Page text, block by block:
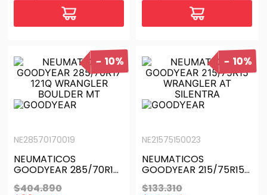
10%
NE28570170019
NEUMATICOS
GOODYEAR 285/70R17
121Q WRANGLER
BOULDER MT
$404.890
10%
NE21575150023
NEUMATICOS
GOODYEAR 215/75R15
WRANGLER AT
SILENTRA
$133.310